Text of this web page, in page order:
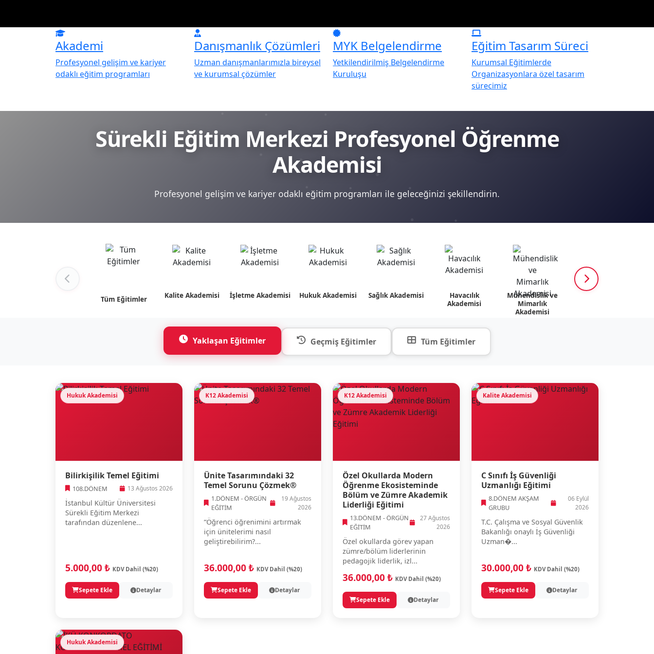
Akademi
Profesyonel gelişim ve kariyer
odaklı eğitim programları
Danışmanlık Çözümleri
Uzman danışmanlarımızla bireysel
ve kurumsal çözümler
MYK Belgelendirme
Yetkilendirilmiş Belgelendirme
Kuruluşu
Eğitim Tasarım Süreci
Kurumsal Eğitimlerde
Organizasyonlara özel tasarım
sürecimiz
Sürekli Eğitim Merkezi Profesyonel Öğrenme
Akademisi
Profesyonel gelişim ve kariyer odaklı eğitim programları ile geleceğinizi şekillendirin.
Tüm Eğitimler Kalite Akademisi İşletme Akademisi Hukuk Akademisi Sağlık Akademisi
Havacılık
Akademisi
Mühendislik ve
Mimarlık
Akademisi
Yaklaşan Eğitimler Geçmiş Eğitimler Tüm Eğitimler
Hukuk Akademisi
Bilirkişilik Temel Eğitimi
108.DÖNEM 13 Ağustos 2026
İstanbul Kültür Üniversitesi
Sürekli Eğitim Merkezi
tarafından düzenlene...
5.000,00 ₺ KDV Dahil (%20)
Sepete Ekle Detaylar
K12 Akademisi
Ünite Tasarımındaki 32
Temel Sorunu Çözmek®
1.DÖNEM - ÖRGÜN
EĞİTİM
19 Ağustos
2026
“Öğrenci öğrenimini artırmak
için ünitelerimi nasıl
geliştirebilirim?...
36.000,00 ₺ KDV Dahil (%20)
Sepete Ekle Detaylar
K12 Akademisi
Özel Okullarda Modern
Öğrenme Ekosisteminde
Bölüm ve Zümre Akademik
Liderliği Eğitimi
13.DÖNEM - ÖRGÜN
EĞİTİM
27 Ağustos
2026
Özel okullarda görev yapan
zümre/bölüm liderlerinin
pedagojik liderlik, izl...
36.000,00 ₺ KDV Dahil (%20)
Sepete Ekle Detaylar
Kalite Akademisi
C Sınıfı İş Güvenliği
Uzmanlığı Eğitimi
8.DÖNEM AKŞAM
GRUBU
06 Eylül
2026
T.C. Çalışma ve Sosyal Güvenlik
Bakanlığı onaylı İş Güvenliği
Uzman�...
30.000,00 ₺ KDV Dahil (%20)
Sepete Ekle Detaylar
Hukuk Akademisi